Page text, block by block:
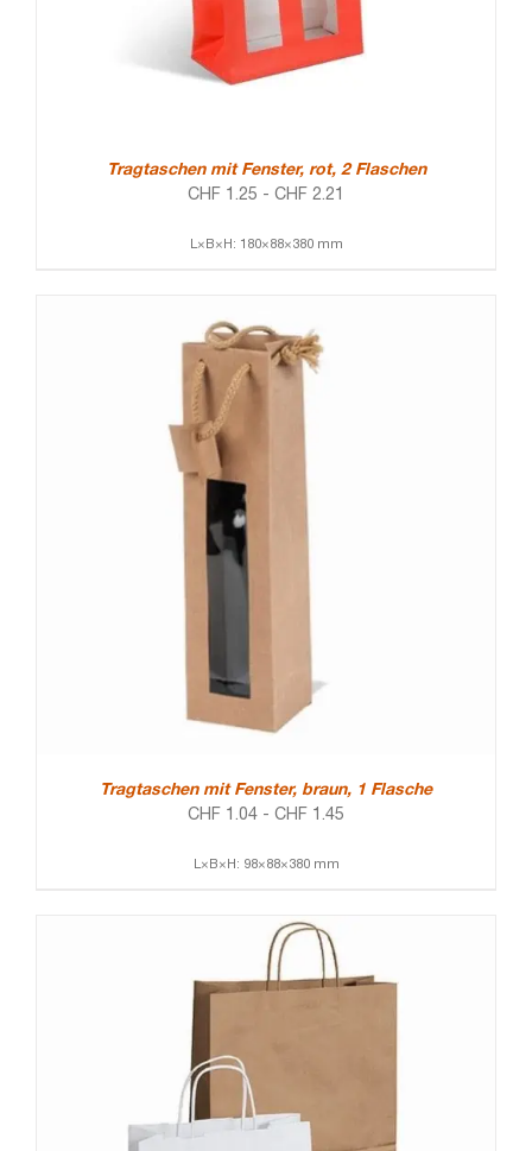
Tragtaschen mit Fenster, rot, 2 Flaschen
CHF 1.25 - CHF 2.21
L×B×H: 180×88×380 mm
Tragtaschen mit Fenster, braun, 1 Flasche
CHF 1.04 - CHF 1.45
L×B×H: 98×88×380 mm